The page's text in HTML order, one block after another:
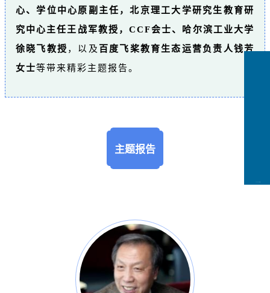
心、学位中心原副主任，北京理工大学研究生教育研
究中心主任王战军教授，CCF会士、哈尔滨工业大学
徐晓飞教授 ，以及 百度飞桨教育生态运营负责人钱芳
女士等带来精彩主题报告。
主题报告